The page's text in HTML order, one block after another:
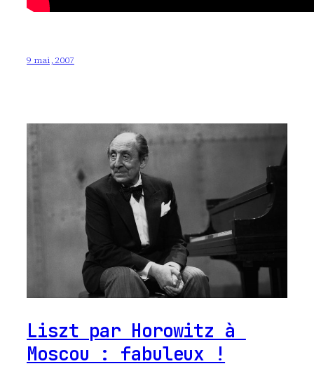
9 mai, 2007
Liszt par Horowitz à
Moscou : fabuleux !